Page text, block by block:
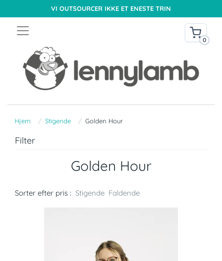
VI OUTSOURCER IKKE ET ENESTE TRIN
0
Hjem Stigende Golden Hour
Filter
Golden Hour
Sorter efter pris : Stigende Faldende